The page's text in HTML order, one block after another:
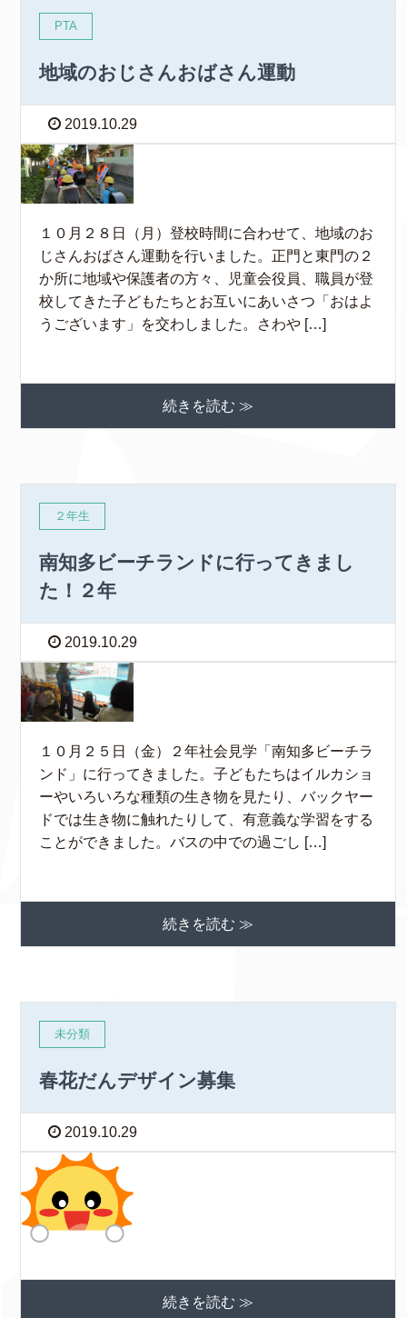
PTA
地域のおじさんおばさん運動
2019.10.29
１０月２８日（月）登校時間に合わせて、地域のお
じさんおばさん運動を行いました。正門と東門の２
か所に地域や保護者の方々、児童会役員、職員が登
校してきた子どもたちとお互いにあいさつ「おはよ
うございます」を交わしました。さわや […]
続きを読む ≫
２年生
南知多ビーチランドに行ってきまし
た！２年
2019.10.29
１０月２５日（金）２年社会見学「南知多ビーチラ
ンド」に行ってきました。子どもたちはイルカショ
ーやいろいろな種類の生き物を見たり、バックヤー
ドでは生き物に触れたりして、有意義な学習をする
ことができました。バスの中での過ごし […]
続きを読む ≫
未分類
春花だんデザイン募集
2019.10.29
続きを読む ≫